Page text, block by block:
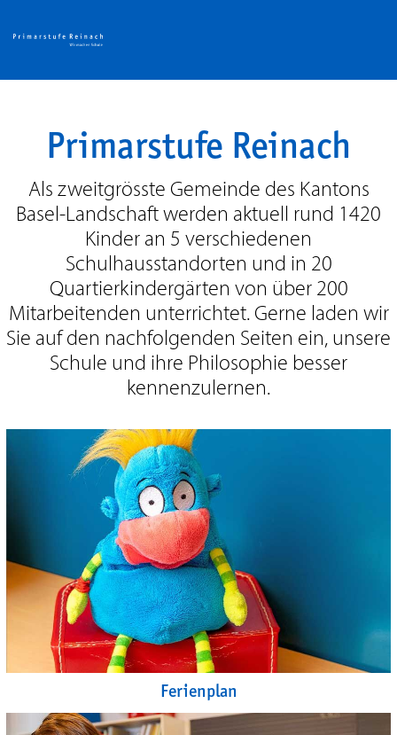
Primarstufe Reinach
Als zweitgrösste Gemeinde des Kantons
Basel-Landschaft werden aktuell rund 1420
Kinder an 5 verschiedenen
Schulhausstandorten und in 20
Quartierkindergärten von über 200
Mitarbeitenden unterrichtet. Gerne laden wir
Sie auf den nachfolgenden Seiten ein, unsere
Schule und ihre Philosophie besser
kennenzulernen.
Ferienplan